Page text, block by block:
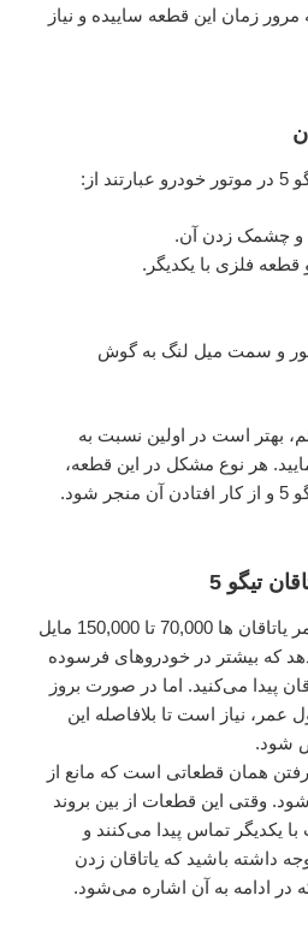
زمان این قطعه ساییده و نیاز
از:
و چشمک زدن آن.
فلزی با یکدیگر.
و سمت میل لنگ به گوش
بهتر است در اولین نسبت به
هر نوع مشکل در این قطعه،
تیگو 5
به صورت متوسط طول عمر یاتاقان ‌ها 70,000 تا 150,000 مایل
که بیشتر در خودروهای فرسوده
پیدا می‌کنید. اما در صورت بروز
عمر، نیاز است تا بلافاصله این
شود.
رفتن همان قطعاتی است که مانع از
وقتی این قطعات از بین بروند
یکدیگر تماس پیدا می‌کنند و
داشته باشید که یاتاقان زدن
در ادامه به آن اشاره می‌شود.